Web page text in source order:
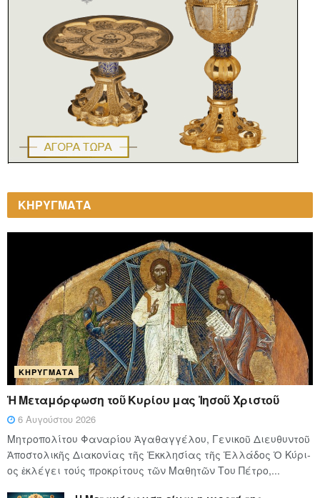
ΚΗΡΥΓΜΑΤΑ
ΚΗΡΎΓΜΑΤΑ
Ἡ Μεταμόρφωση τοῦ Κυρίου μας Ἰησοῦ Χριστοῦ
6 Αυγούστου 2026
Μητροπολίτου Φαναρίου Ἀγαθαγγέλου, Γενικοῦ Διευθυντοῦ
Ἀποστολικῆς Διακονίας τῆς Ἐκκλησίας τῆς Ἑλλάδος Ὁ Κύ­ρι­
ος ἐκλέγει τούς προ­κρί­τους τῶν Μα­θη­τῶν Του Πέ­τρο,...